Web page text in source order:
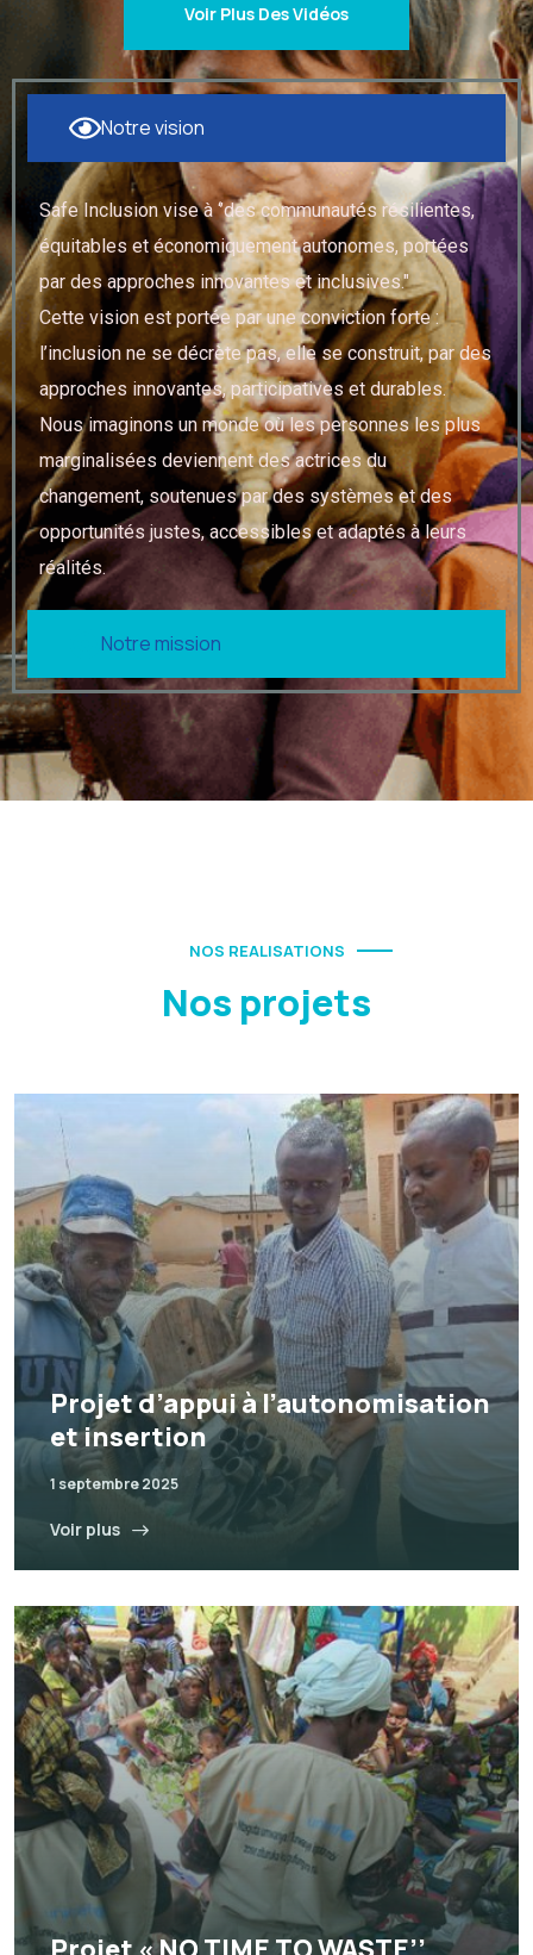
Voir Plus Des Vidéos
Notre vision
Notre mission
Safe Inclusion vise à ‘’des communautés résilientes,
équitables et économiquement autonomes, portées
par des approches innovantes et inclusives."
Cette vision est portée par une conviction forte :
l’inclusion ne se décrète pas, elle se construit, par des
approches innovantes, participatives et durables.
Nous imaginons un monde où les personnes les plus
marginalisées deviennent des actrices du
changement, soutenues par des systèmes et des
opportunités justes, accessibles et adaptés à leurs
réalités.
NOS REALISATIONS
Nos projets
Projet d’appui à l’autonomisation
et insertion
1 septembre 2025
Voir plus